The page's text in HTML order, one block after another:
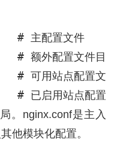
主配置文件
外配置文件目录
用站点配置文件
启用站点配置文
。nginx.conf是主入
他模块化配置。